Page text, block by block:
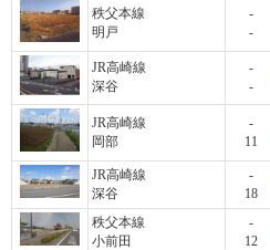
秩父本線
明戸
-
-
JR高崎線
深谷
-
-
JR高崎線
岡部
-
11
JR高崎線
深谷
-
18
秩父本線
小前田
-
12